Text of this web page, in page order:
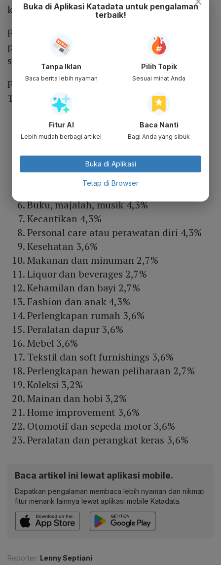
komisi ini dibebankan kepada pedagang.
Per 1 Juni, TikTok Shop akan mengenakan
persentase biaya komisi yang berbeda untuk
setiap kategori produk.
Persentase biaya komisi untuk penjual di
TikTok Shop per 1 Juni sebagai berikut:
Handphone dan elektronik 1,9%
Peralatan rumah tangga 1,9%
Komputer dan peralatan kantor 2,7%
Produk virtual seperti pulsa dan
pembayaran tagihan 1%
Buku, majalah, musik 4,3%
Kecantikan 4,3%
Personal care atau perawatan diri 4,3%
Kesehatan 3,6%
Makanan dan minuman 2,7%
Liquor dan beverages 2,7%
Kehamilan dan bayi 2,7%
Fashion dan anak 4,3%
Perlengkapan rumah 3,6%
Peralatan dapur 3,6%
Mebel 3,6%
Tekstil dan soft furnishings 3,6%
Perlengkapan hewan peliharaan 2,7%
Koleksi 3,2%
Mainan dan hobi 3,2%
Home improvement 3,6%
Otomotif dan sepeda motor 3,6%
Peralatan dan perangkat keras 3,6%
Baca artikel ini lewat aplikasi mobile.
Dapatkan pengalaman membaca lebih nyaman dan nikmati
fitur menarik lainnya lewat aplikasi mobile Katadata.
Reporter: Lenny Septiani
Buka di Aplikasi Katadata untuk pengalaman
terbaik!
Tanpa Iklan
Baca berita lebih nyaman
Pilih Topik
Sesuai minat Anda
Fitur AI
Lebih mudah berbagi artikel
Baca Nanti
Bagi Anda yang sibuk
Buka di Aplikasi
Tetap di Browser